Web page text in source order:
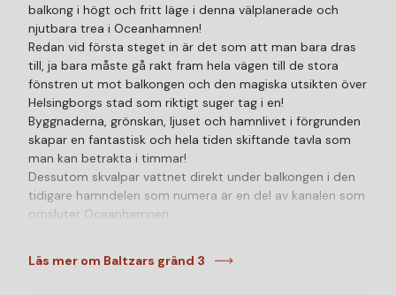
balkong i högt och fritt läge i denna välplanerade och
njutbara trea i Oceanhamnen!
Redan vid första steget in är det som att man bara dras
till, ja bara måste gå rakt fram hela vägen till de stora
fönstren ut mot balkongen och den magiska utsikten över
Helsingborgs stad som riktigt suger tag i en!
Byggnaderna, grönskan, ljuset och hamnlivet i förgrunden
skapar en fantastisk och hela tiden skiftande tavla som
man kan betrakta i timmar!
Dessutom skvalpar vattnet direkt under balkongen i den
tidigare hamndelen som numera är en del av kanalen som
omsluter Oceanhamnen.
vare den genomgående planlösningen och de generösa
Läs mer om Baltzars gränd 3